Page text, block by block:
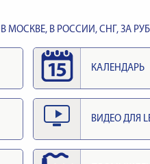
В РОССИИ, СНГ, ЗА
КАЛЕНДАРЬ
ВИДЕО ДЛЯ